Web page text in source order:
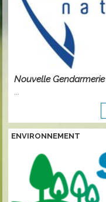
Nouvelle Gendarmerie
ENVIRONNEMENT